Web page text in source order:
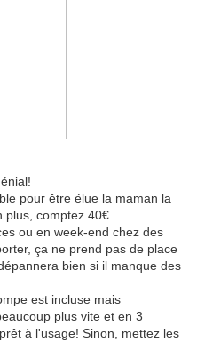
pour être élue la maman la
comptez 40€.
ou en week-end chez des
ça ne prend pas de place
bien si il manque des
est incluse mais
plus vite et en 3
à l'usage! Sinon, mettez les